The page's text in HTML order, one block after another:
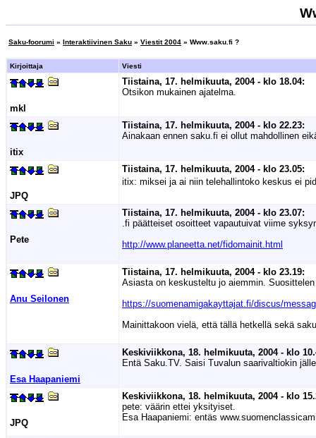
Saku-foorumi » Interaktiivinen Saku » Viestit 2004 » Www.saku.fi ?
Kirjoittaja Viesti
mkl
Tiistaina, 17. helmikuuta, 2004 - klo 18.04:
Otsikon mukainen ajatelma.
itix
Tiistaina, 17. helmikuuta, 2004 - klo 22.23:
Ainakaan ennen saku.fi ei ollut mahdollinen
JPQ
Tiistaina, 17. helmikuuta, 2004 - klo 23.05:
itix: miksei ja ai niin telehallintoko keskus ei
Pete
Tiistaina, 17. helmikuuta, 2004 - klo 23.07:
.fi päätteiset osoitteet vapautuivat viime
http://www.planeetta.net/fidomainit.html
Anu Seilonen
Tiistaina, 17. helmikuuta, 2004 - klo 23.19:
Asiasta on keskusteltu jo aiemmin.
https://suomenamigakayttajat.fi/discus/
Mainittakoon vielä, että tällä hetkellä sekä
Esa Haapaniemi
Keskiviikkona, 18. helmikuuta, 2004 - klo
Entä Saku.TV. Saisi Tuvalun saarivaltiokin
JPQ
Keskiviikkona, 18. helmikuuta, 2004 - klo
pete: väärin ettei yksityiset.
Esa Haapaniemi: entäs